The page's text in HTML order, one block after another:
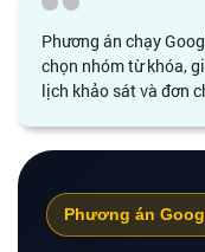
Phương án chạy
chọn nhóm từ khóa,
lịch khảo sát và đơn
Phương án